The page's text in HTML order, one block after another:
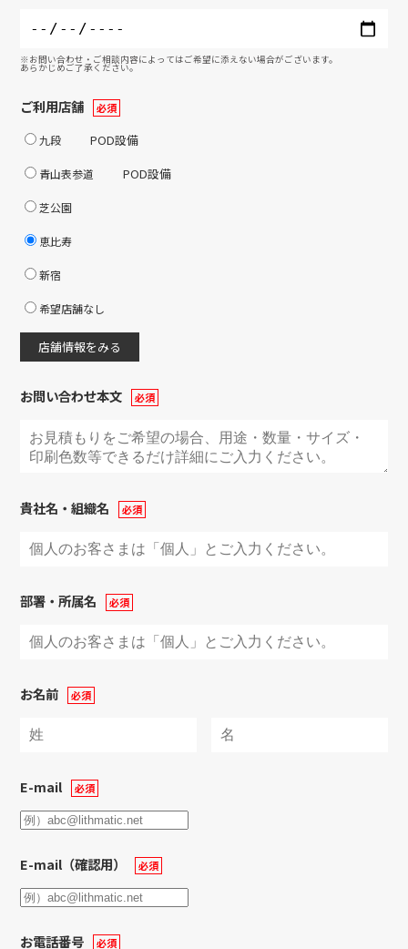
※お問い合わせ・ご相談内容によってはご希望に添えない場合がございます。
あらかじめご了承ください。
ご利用店舗
九段 POD設備
青山表参道 POD設備
芝公園
恵比寿
新宿
希望店舗なし
店舗情報をみる
お問い合わせ本文
貴社名・組織名
部署・所属名
お名前
E-mail
E-mail（確認用）
お電話番号